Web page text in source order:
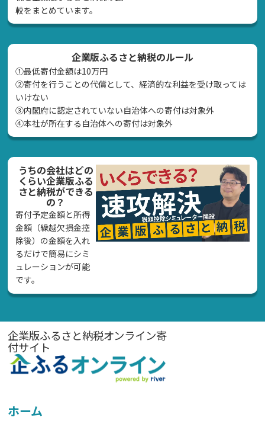
較をまとめています。
企業版ふるさと納税のルール
①最低寄付金額は10万円
②寄付を行うことの代償として、経済的な利益を受け取っては
いけない
➂内閣府に認定されていない自治体への寄付は対象外
④本社が所在する自治体への寄付は対象外
うちの会社はどの
くらい企業版ふる
さと納税ができる
の？
寄付予定金額と所得
金額（繰越欠損金控
除後）の金額を入れ
るだけで簡易にシミ
ュレーションが可能
です。
企業版ふるさと納税オンライン寄
付サイト
ホーム